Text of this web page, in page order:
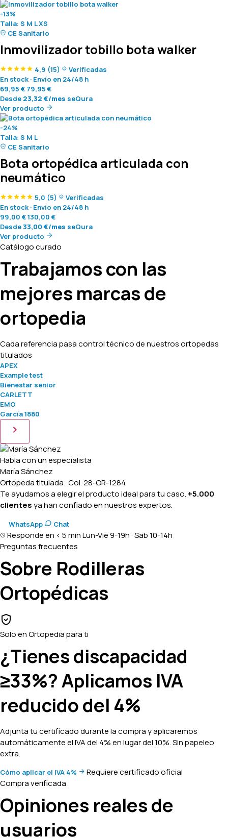
-13%
Talla: S M LXS
CE Sanitario
Inmovilizador tobillo bota walker
4,9 (15)
Verificadas
En stock · Envío en 24/48 h
69,95 € 79,95 €
Desde 23,32 €/mes seQura
Ver producto
-24%
Talla: S M L
CE Sanitario
Bota ortopédica articulada con
neumático
5,0 (5)
Verificadas
En stock · Envío en 24/48 h
99,00 €130,00 €
Desde33,00 €/mes seQura
Ver producto
Catálogo curado
Trabajamos con las
mejores marcas de
ortopedia
Cada referencia pasa control técnico de nuestros ortopedas
titulados
APEX
Example test
Bienestar senior
CARLETT
EMO
García 1880
Habla con un especialista
María Sánchez
Ortopeda titulada · Col. 28-OR-1284
Te ayudamos a elegir el producto ideal para tu caso. +5.000
clientesya han confiado en nuestros expertos.
WhatsApp Chat
Responde en < 5 minLun-Vie 9-19h · Sab 10-14h
Preguntas frecuentes
Sobre Rodilleras
Ortopédicas
Solo en Ortopedia para ti
¿Tienes discapacidad
≥33%? Aplicamos IVA
reducido del 4%
Adjunta tu certificado durante la compra y aplicaremos
automáticamente el IVA del 4% en lugar del 10%. Sin papeleo
extra.
Cómo aplicar el IVA 4%
Requiere certificado oficial
Compra verificada
Opiniones reales de
usuarios